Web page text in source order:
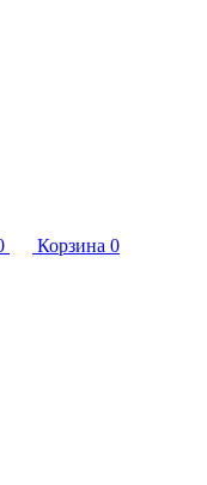
Корзина 0